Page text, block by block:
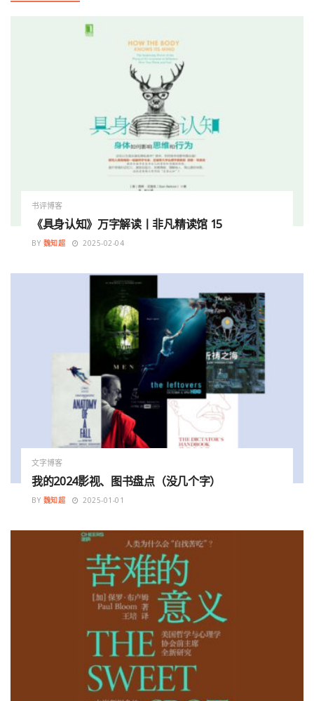
书评博客
《具身认知》万字解读丨非凡精读馆 15
BY 魏知超 2025-02-04
文字博客
我的2024影视、图书盘点（没几个字）
BY 魏知超 2025-01-01